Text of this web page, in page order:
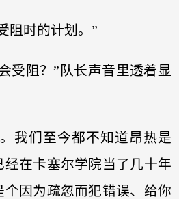
阻时的计划。”
受阻？”队长声音里透着显
我们至今都不知道昂热是
在卡塞尔学院当了几十年
因为疏忽而犯错误、给你